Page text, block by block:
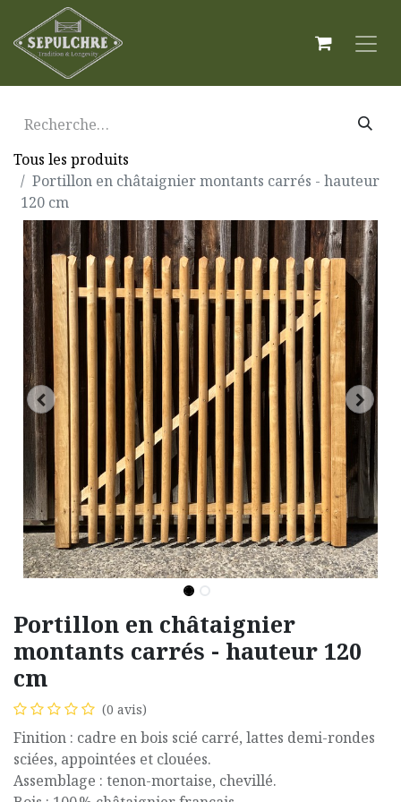
Tous les produits
Portillon en châtaignier montants carrés - hauteur
120 cm
Portillon en châtaignier
montants carrés - hauteur 120
cm
(0 avis)
Finition : cadre en bois scié carré, lattes demi-rondes
sciées, appointées et clouées.
Assemblage : tenon-mortaise, chevillé.